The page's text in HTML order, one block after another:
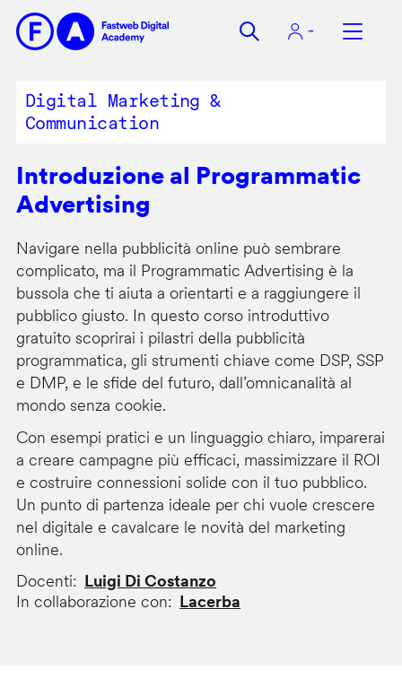
contenuto
Digital Marketing &
Communication
Introduzione al Programmatic
Advertising
Navigare nella pubblicità online può sembrare
complicato, ma il Programmatic Advertising è la
bussola che ti aiuta a orientarti e a raggiungere il
pubblico giusto. In questo corso introduttivo
gratuito scoprirai i pilastri della pubblicità
programmatica, gli strumenti chiave come DSP, SSP
e DMP, e le sfide del futuro, dall’omnicanalità al
mondo senza cookie.
Con esempi pratici e un linguaggio chiaro, imparerai
a creare campagne più efficaci, massimizzare il ROI
e costruire connessioni solide con il tuo pubblico.
Un punto di partenza ideale per chi vuole crescere
nel digitale e cavalcare le novità del marketing
online.
Docenti
Luigi Di Costanzo
In collaborazione con
Lacerba